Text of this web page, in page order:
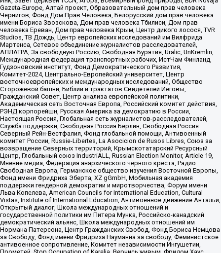
Gazeta-Europe, Алтай проект, Образовательный дом прав человека
Чернигов, Фонд Дом Прав Человека, Белорусский дом прав человека
имени Бориса Звозскова, Дом прав человека Тбилиси, Дом прав
человека Ереван, Дом прав человека Крым, Центр дикого лосося, TVR
Studios, ТВ Дождь, Центр европейских исследований им Вилфрида
Мартенса, Сетевое объединение журналистов расследователей,
АЛЛАТРА, За свободную Россию, Свободная Бурятия, Uralic, UnKremlin,
Международная федерация транспортных рабочих, ИстЧам Финланд,
Гудзоновский институт, Фонд Демократического Развития,
Комитет-2024, Центрально-Европейский университет, Центр
восточноевропейских и международных исследований, Общество
Сторожевой башни, Библии и трактатов Свидетелей Иеговы,
Гражданский Совет, Центр анализа европейской политики,
Академическая сеть Восточная Европа, Российский комитет действия,
РЭНД корпорейшн, Русская Америка за демократию в России,
Настоящая Россия, Глобальная сеть журналистов-расследователей,
Служба поддержки, Свободная Россия Берлин, Свободная Россия
Северный Рейн-Вестфалия, Фонд глобальной помощи, Антивоенный
комитет России, Russie-Libertes, La Asocicion de Rusos Libres, Союз за
возвращение Северных территорий, Крымскотатарский Ресурсный
Центр, Глобальный союз IndustriALL, Russian Election Monitor, Article 19,
Мнение медиа, Федерация анархического черного креста, Радио
Свободная Европа, Германское общество изучения Восточной Европы,
Фонд имени Фридриха Эберта, XZ gGmbH, Мобильная академия
поддержки гендерной демократии и миротворчества, Форум имени
Льва Копелева, American Councils for International Education, Cultural
Vistas, Institute of International Education, Антивоенное движение Антальи,
Открытый диалог, Школа международных отношений и
государственной политики им Питера Мунка, Российско-канадский
демократический альянс, Школа международных отношений им
Нормана Патерсона, Центр Гражданских Свобод, Фонд Бориса Немцова
за Свободу, Фонд имени Фридриха Науманна за свободу, Феминистское
антивоенное сопротивление, Комитет независимости Ингушетии,